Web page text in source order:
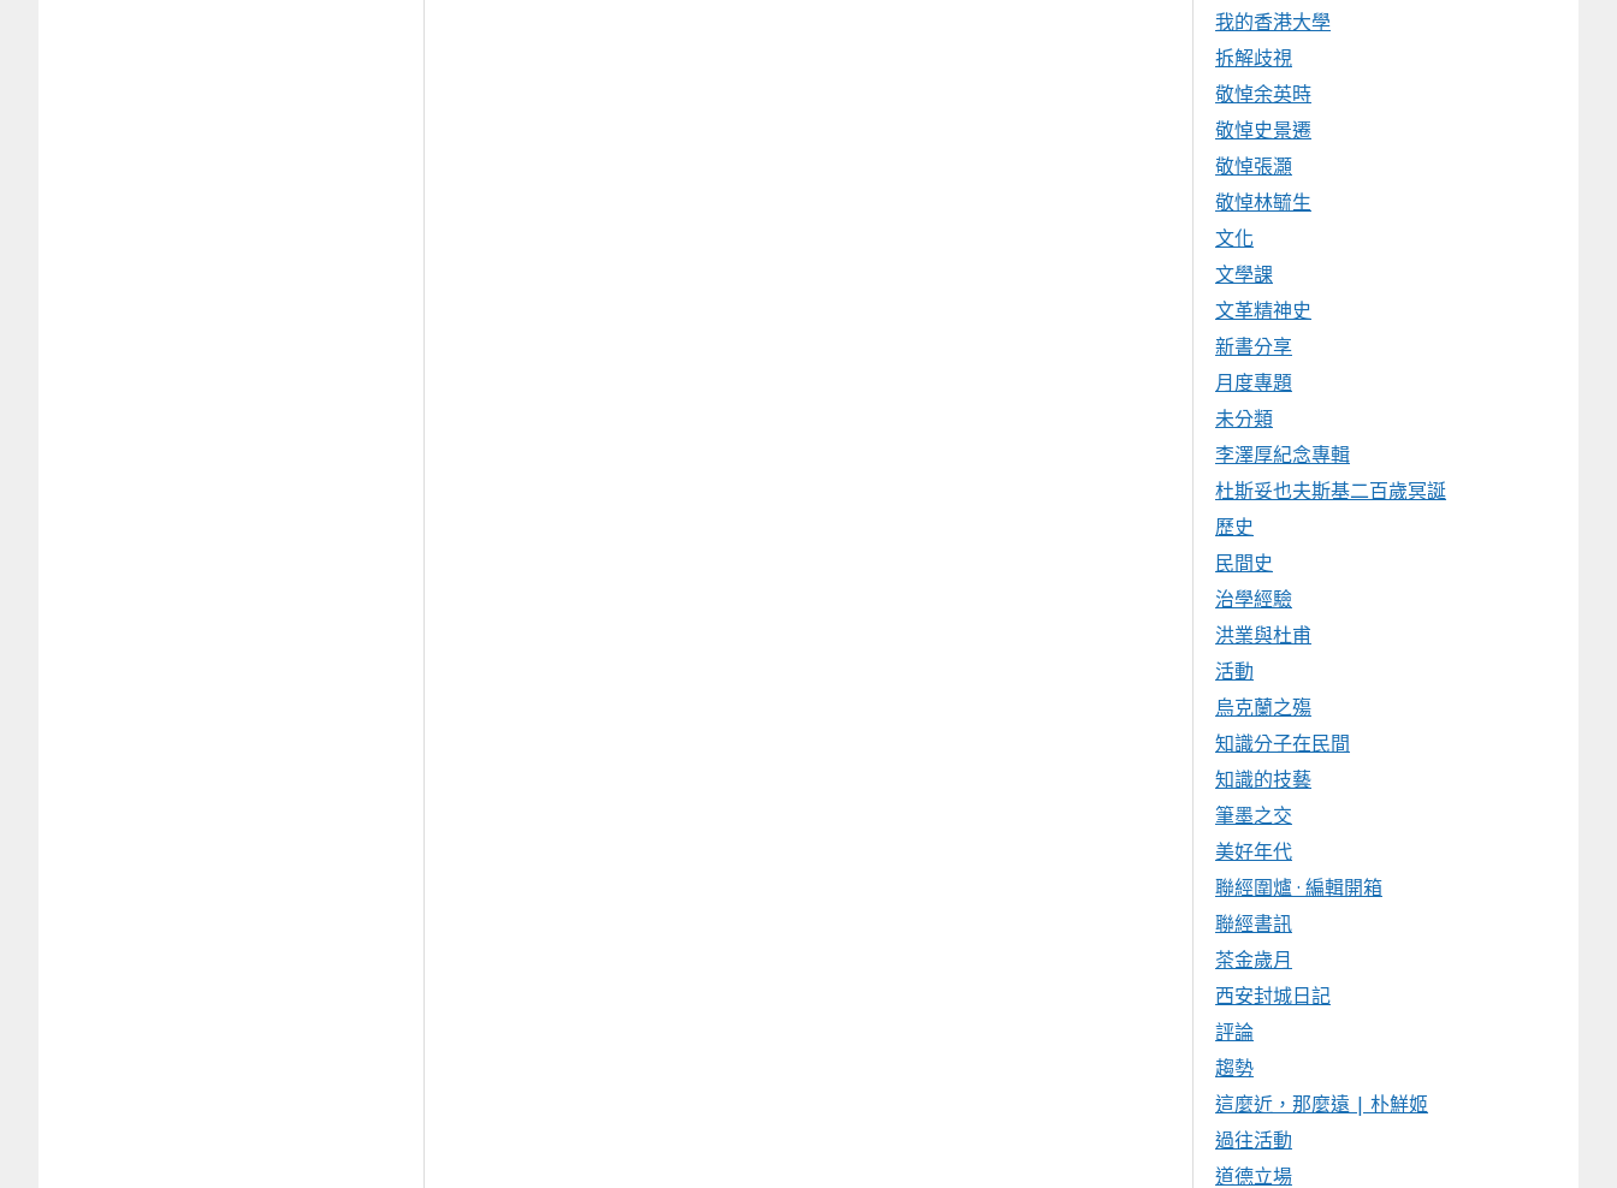
我的香港大學
拆解歧視
敬悼余英時
敬悼史景遷
敬悼張灝
敬悼林毓生
文化
文學課
文革精神史
新書分享
月度專題
未分類
李澤厚紀念專輯
杜斯妥也夫斯基二百歲冥誕
歷史
民間史
治學經驗
洪業與杜甫
活動
烏克蘭之殤
知識分子在民間
知識的技藝
筆墨之交
美好年代
聯經圍爐 · 編輯開箱
聯經書訊
茶金歲月
西安封城日記
評論
趨勢
這麼近，那麼遠 | 朴鮮姬
過往活動
道德立場